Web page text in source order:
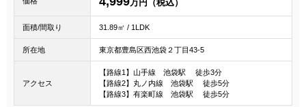
万円（税込）
面積/間取り 31.89㎡ / 1LDK
所在地 東京都豊島区西池袋２丁目43-5
アクセス
【路線1】山手線 池袋駅 徒歩3分
【路線2】丸ノ内線 池袋駅 徒歩5分
【路線3】有楽町線 池袋駅 徒歩5分